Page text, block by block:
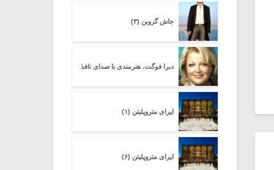
جاش گروبن (۳)
دبرا فوگت، هنرمندی با صدای نافذ
اپرای متروپلیتن (۱)
اپرای متروپلیتن (۶)